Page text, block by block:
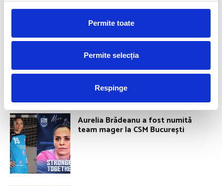
Permite toate
Permite selecția
Respinge
ROMANIA FOR GOLD
Aurelia Brădeanu a fost numită
team mager la CSM București